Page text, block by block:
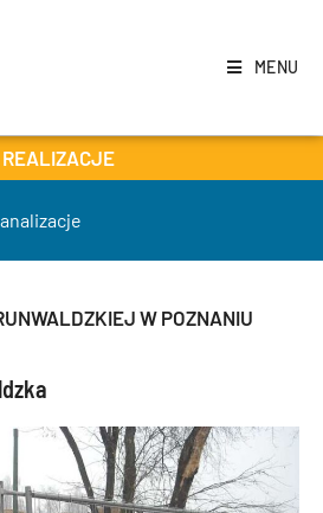
MENU
REALIZACJE
W POZNANIU